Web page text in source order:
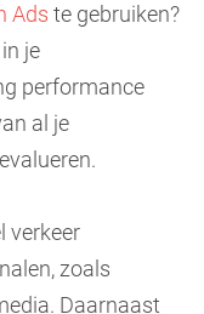
Ads te gebruiken?
je
performance
al je
verkeer
zoals
Daarnaast